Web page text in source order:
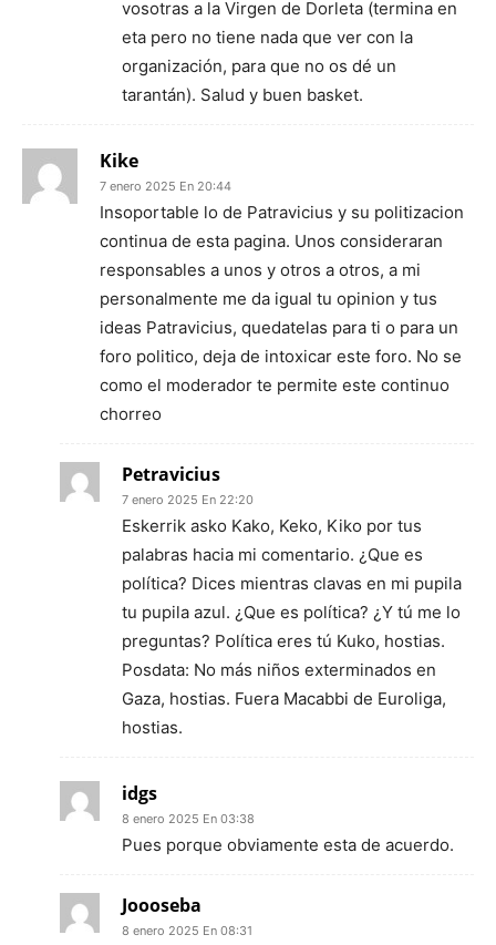
vosotras a la Virgen de Dorleta (termina en
eta pero no tiene nada que ver con la
organización, para que no os dé un
tarantán). Salud y buen basket.
Kike
7 enero 2025 En 20:44
Insoportable lo de Patravicius y su politizacion
continua de esta pagina. Unos consideraran
responsables a unos y otros a otros, a mi
personalmente me da igual tu opinion y tus
ideas Patravicius, quedatelas para ti o para un
foro politico, deja de intoxicar este foro. No se
como el moderador te permite este continuo
chorreo
Petravicius
7 enero 2025 En 22:20
Eskerrik asko Kako, Keko, Kiko por tus
palabras hacia mi comentario. ¿Que es
política? Dices mientras clavas en mi pupila
tu pupila azul. ¿Que es política? ¿Y tú me lo
preguntas? Política eres tú Kuko, hostias.
Posdata: No más niños exterminados en
Gaza, hostias. Fuera Macabbi de Euroliga,
hostias.
idgs
8 enero 2025 En 03:38
Pues porque obviamente esta de acuerdo.
Joooseba
8 enero 2025 En 08:31